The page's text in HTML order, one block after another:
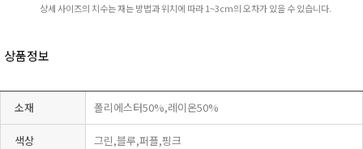
상세 사이즈의 치수는 재는 방법과 위치에 따라 1~3cm의 오차가 있을 수 있습니다.
상품정보
소재 폴리에스터50%,레이온50%
색상 그린,블루,퍼플,핑크